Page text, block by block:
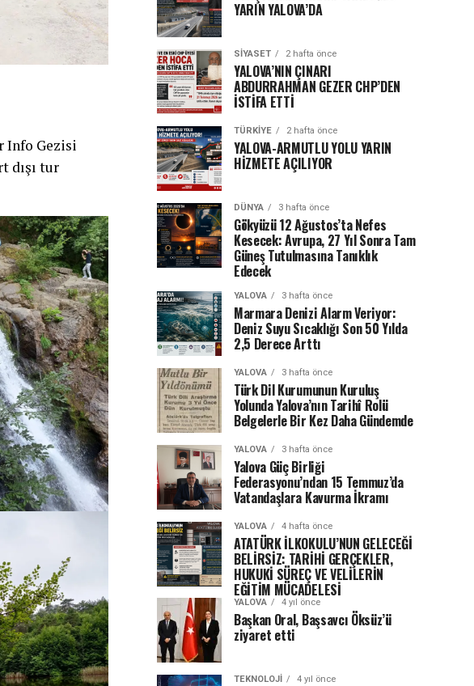
Info Gezisi
dışı tur
YARIN YALOVA’DA
SIYASET 2 hafta önce
YALOVA’NIN ÇINARI
ABDURRAHMAN GEZER CHP’DEN
İSTİFA ETTİ
TÜRKIYE 2 hafta önce
YALOVA-ARMUTLU YOLU YARIN
HİZMETE AÇILIYOR
DÜNYA 3 hafta önce
Gökyüzü 12 Ağustos’ta Nefes
Kesecek: Avrupa, 27 Yıl Sonra Tam
Güneş Tutulmasına Tanıklık
Edecek
YALOVA 3 hafta önce
Marmara Denizi Alarm Veriyor:
Deniz Suyu Sıcaklığı Son 50 Yılda
2,5 Derece Arttı
YALOVA 3 hafta önce
Türk Dil Kurumunun Kuruluş
Yolunda Yalova’nın Tarihî Rolü
Belgelerle Bir Kez Daha Gündemde
YALOVA 3 hafta önce
Yalova Güç Birliği
Federasyonu’ndan 15 Temmuz’da
Vatandaşlara Kavurma İkramı
YALOVA 4 hafta önce
ATATÜRK İLKOKULU’NUN GELECEĞİ
BELİRSİZ: TARİHİ GERÇEKLER,
HUKUKİ SÜREÇ VE VELİLERİN
EĞİTİM MÜCADELESİ
YALOVA 4 yıl önce
Başkan Oral, Başsavcı Öksüz’ü
ziyaret etti
TEKNOLOJI 4 yıl önce